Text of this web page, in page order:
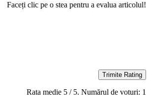
Faceți clic pe o stea pentru a evalua articolul!
Trimite Rating
Rata medie 5 / 5. Numărul de voturi: 1